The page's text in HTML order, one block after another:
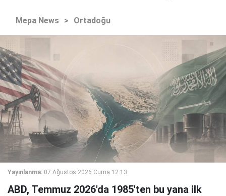
Mepa News > Ortadoğu
Yayınlanma: 07 Ağustos 2026 Cuma 12:13
ABD, Temmuz 2026'da 1985'ten bu yana ilk